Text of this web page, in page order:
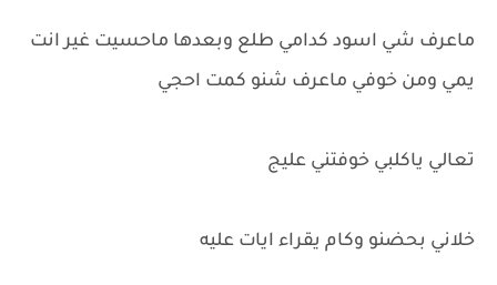
ماعرف شي اسود كدامي طلع وبعدها ماحسيت غير انت
يمي ومن خوفي ماعرف شنو كمت احجي
تعالي ياكلبي خوفتني عليج
خلاني بحضنو وكام يقراء ايات عليه